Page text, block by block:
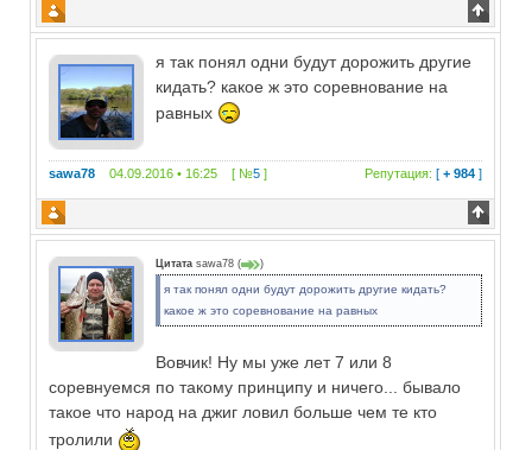
я так понял одни будут дорожить другие
кидать? какое ж это соревнование на
равных
sawa78 04.09.2016 • 16:25 [ №5 ] Репутация: [+ 984 ]
Цитата sawa78 ( )
я так понял одни будут дорожить другие кидать?
какое ж это соревнование на равных
Вовчик! Ну мы уже лет 7 или 8
соревнуемся по такому принципу и ничего... бывало
такое что народ на джиг ловил больше чем те кто
тролили